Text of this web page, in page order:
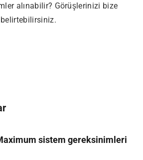
alınabilir? Görüşlerinizi bize
belirtebilirsiniz.
sistem gereksinimleri